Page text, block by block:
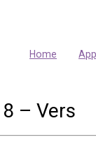
Home App
– Vers